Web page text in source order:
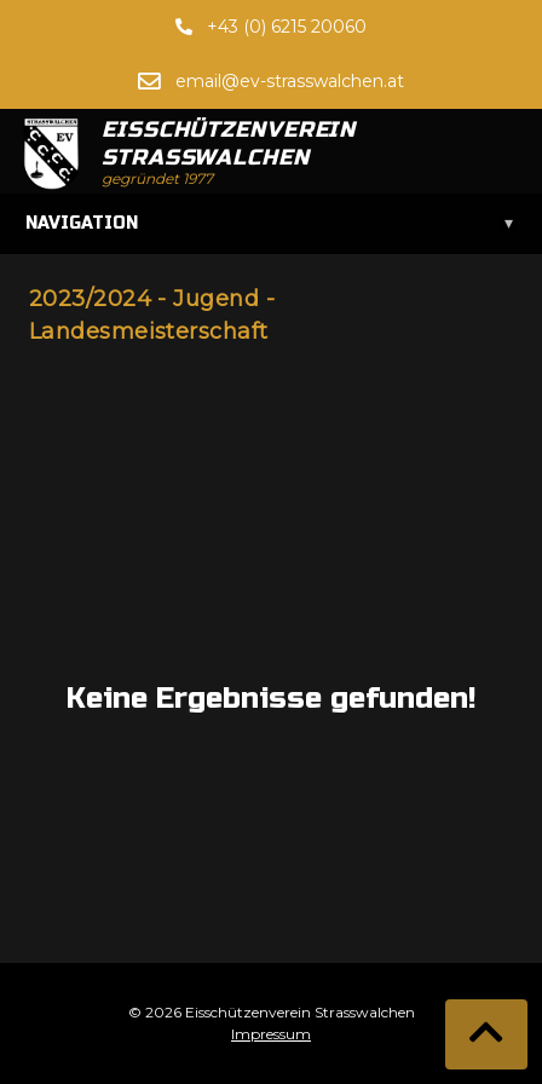
+43 (0) 6215 20060
email@ev-strasswalchen.at
EISSCHÜTZENVEREIN
STRASSWALCHEN
gegründet 1977
NAVIGATION ▾
2023/2024 - Jugend -
Landesmeisterschaft
Keine Ergebnisse gefunden!
© 2026 Eisschützenverein Strasswalchen
Impressum